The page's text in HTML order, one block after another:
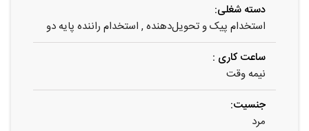
دسته شغلی:
استخدام پیک و تحویل‌دهنده , استخدام راننده پایه دو
ساعت کاری :
نیمه وقت
جنسیت:
مرد